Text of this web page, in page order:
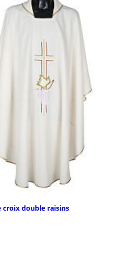
croix double raisins